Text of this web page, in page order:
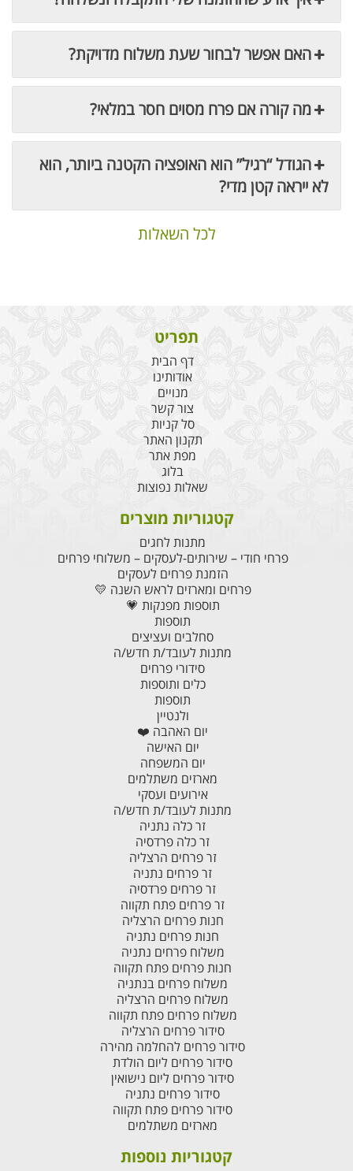
האם אפשר לבחור שעת משלוח מדויקת?
מה קורה אם פרח מסוים חסר במלאי?
הגודל “רגיל” הוא האופציה הקטנה ביותר, הוא
לא ייראה קטן מדי?
לכל השאלות
תפריט
דף הבית
אודותינו
מנויים
צור קשר
סל קניות
תקנון האתר
מפת אתר
בלוג
שאלות נפוצות
קטגוריות מוצרים
מתנות לחגים
פרחי חודי – שירותים-לעסקים – משלוחי פרחים
הזמנת פרחים לעסקים
פרחים ומארזים לראש השנה 💛
תוספות מפנקות 💗
תוספות
סחלבים ועציצים
מתנות לעובד/ת חדש/ה
סידורי פרחים
כלים ותוספות
תוספות
ולנטיין
יום האהבה ❤️
יום האישה
יום המשפחה
מארזים משתלמים
אירועים ועסקי
מתנות לעובד/ת חדש/ה
זר כלה נתניה
זר כלה פרדסיה
זר פרחים הרצליה
זר פרחים נתניה
זר פרחים פרדסיה
זר פרחים פתח תקווה
חנות פרחים הרצליה
חנות פרחים נתניה
משלוח פרחים נתניה
חנות פרחים פתח תקווה
משלוח פרחים בנתניה
משלוח פרחים הרצליה
משלוח פרחים פתח תקווה
סידור פרחים הרצליה
סידור פרחים להחלמה מהירה
סידור פרחים ליום הולדת
סידור פרחים ליום נישואין
סידור פרחים נתניה
סידור פרחים פתח תקווה
מארזים משתלמים
קטגוריות נוספות